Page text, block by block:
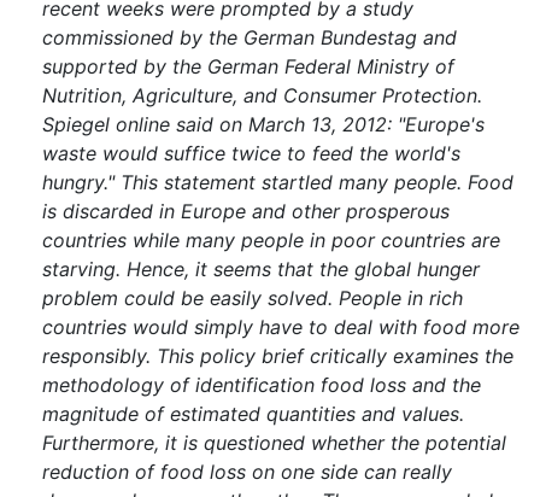
recent weeks were prompted by a study
commissioned by the German Bundestag and
supported by the German Federal Ministry of
Nutrition, Agriculture, and Consumer Protection.
Spiegel online said on March 13, 2012: "Europe's
waste would suffice twice to feed the world's
hungry." This statement startled many people. Food
is discarded in Europe and other prosperous
countries while many people in poor countries are
starving. Hence, it seems that the global hunger
problem could be easily solved. People in rich
countries would simply have to deal with food more
responsibly. This policy brief critically examines the
methodology of identification food loss and the
magnitude of estimated quantities and values.
Furthermore, it is questioned whether the potential
reduction of food loss on one side can really